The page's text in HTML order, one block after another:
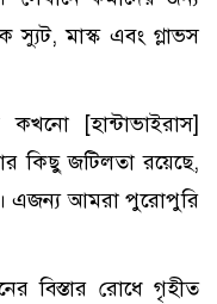
স্যুট, মাস্ক এবং গ্লাভস
[হান্টাভাইরাস]
কিছু জটিলতা রয়েছে,
এজন্য আমরা পুরোপুরি
বিস্তার রোধে গৃহীত